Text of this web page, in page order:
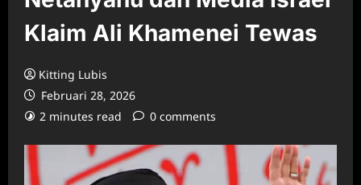
Klaim Ali Khamenei Tewas
Kitting Lubis
Februari 28, 2026
2 minutes read
0 comments